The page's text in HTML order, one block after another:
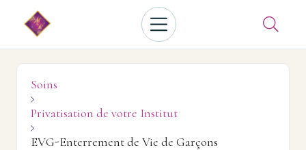

Soins

Privatisation de votre Institut

EVG-Enterrement de Vie de Garçons